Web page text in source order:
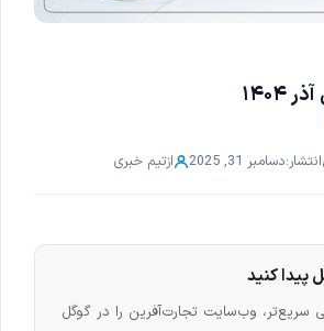
انتشار:دسامبر 31, 2025 ازتیم خبری
پیدا کنید
سریع‌تر، وب‌سایت تجارت‌آفرین را در گوگل